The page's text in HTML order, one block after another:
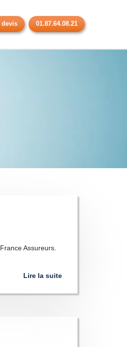
devis 01.87.64.08.21
Assureurs.
Lire la suite